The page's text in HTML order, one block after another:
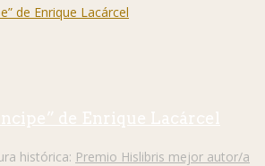
de Enrique Lacárcel
histórica: Premio Hislibris mejor autor/a